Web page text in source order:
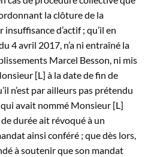
la clôture de la
d’actif ; qu’il en
4 avril 2017, n’a ni entraîné la
Marcel Besson, ni mis
[L] à la date de fin de
n’est par ailleurs pas prétendu
qui avait nommé Monsieur [L]
durée ait révoqué à un
ainsi conféré ; que dès lors,
à soutenir que son mandat